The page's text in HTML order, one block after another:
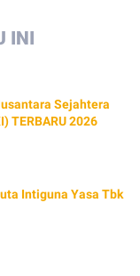
INI
Sejahtera
TERBARU 2026
Intiguna Yasa Tbk